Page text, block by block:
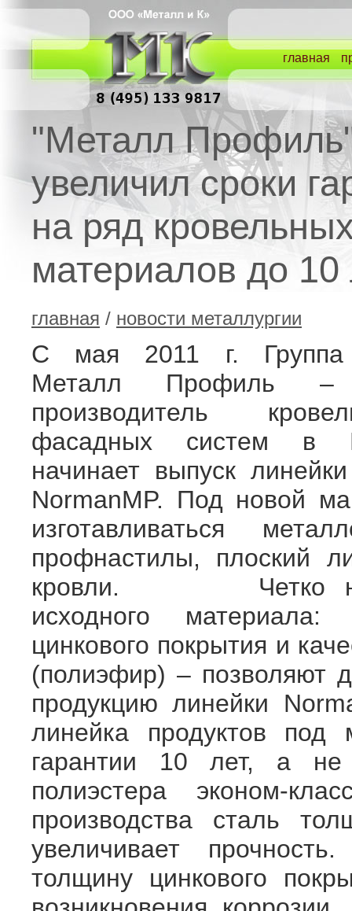
главная
"Металл
увеличил сроки
на ряд
материалов до 10
главная / новости металлургии
С мая 2011 г. Группа
Металл Профиль –
производитель
фасадных систем в
начинает выпуск
NormanMP. Под новой
изготавливаться
профнастилы, плоский
кровли. Четко
исходного
цинкового покрытия и
(полиэфир) – позволяют
продукцию линейки
линейка продуктов под
гарантии 10 лет, а
полиэстера эконом-
производства сталь
увеличивает
толщину цинкового